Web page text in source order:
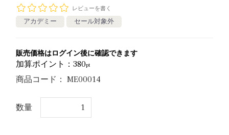
レビューを書く
アカデミー セール対象外
販売価格はログイン後に確認できます
加算ポイント： 380pt
商品コード： ME00014
数量